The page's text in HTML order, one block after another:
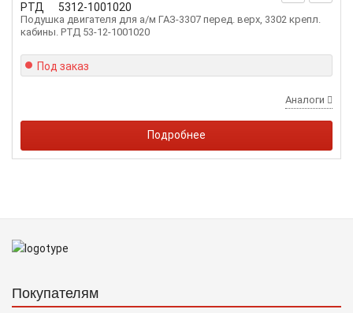
РТД 5312-1001020
Подушка двигателя для а/м ГАЗ-3307 перед. верх, 3302 крепл.
кабины. РТД 53-12-1001020
Под заказ
Аналоги
Подробнее
Покупателям